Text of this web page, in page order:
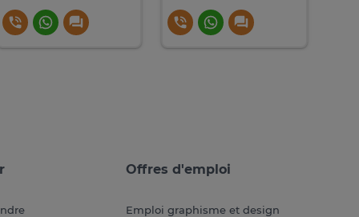
Offres d'emploi
Emploi graphisme et design